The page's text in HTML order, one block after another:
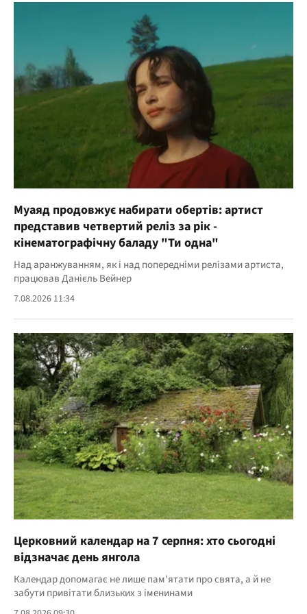
Муаяд продовжує набирати обертів: артист
представив четвертий реліз за рік -
кінематографічну баладу "Ти одна"
Над аранжуванням, як і над попередніми релізами артиста,
працював Данієль Вейнер
7.08.2026 11:34
Церковний календар на 7 серпня: хто сьогодні
відзначає день янгола
Календар допомагає не лише пам'ятати про свята, а й не
забути привітати близьких з іменинами